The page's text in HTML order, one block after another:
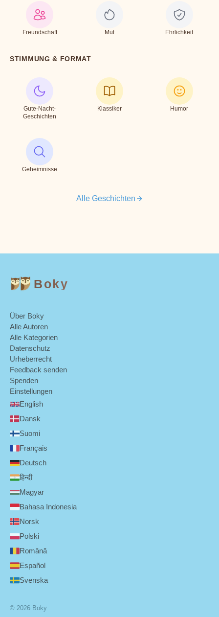
Freundschaft Mut Ehrlichkeit
STIMMUNG & FORMAT
Gute-Nacht-
Geschichten
Klassiker Humor
Geheimnisse
Alle Geschichten
Boky
Über Boky
Alle Autoren
Alle Kategorien
Datenschutz
Urheberrecht
Feedback senden
Spenden
Einstellungen
English
Dansk
Suomi
Français
Deutsch
हिन्दी
Magyar
Bahasa Indonesia
Norsk
Polski
Română
Español
Svenska
© 2026 Boky